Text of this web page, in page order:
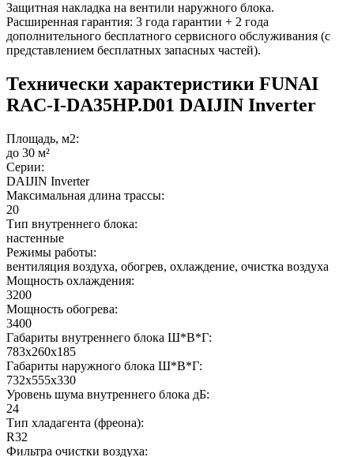
Защитная накладка на вентили наружного блока.
Расширенная гарантия: 3 года гарантии + 2 года
дополнительного бесплатного сервисного обслуживания (с
представлением бесплатных запасных частей).
Технически характеристики FUNAI
RAC-I-DA35HP.D01 DAIJIN Inverter
Площадь, м2:
до 30 м²
Серии:
DAIJIN Inverter
Максимальная длина трассы:
20
Тип внутреннего блока:
настенные
Режимы работы:
вентиляция воздуха, обогрев, охлаждение, очистка воздуха
Мощность охлаждения:
3200
Мощность обогрева:
3400
Габариты внутреннего блока Ш*В*Г:
783x260x185
Габариты наружного блока Ш*В*Г:
732x555x330
Уровень шума внутреннего блока дБ:
24
Тип хладагента (фреона):
R32
Фильтра очистки воздуха: